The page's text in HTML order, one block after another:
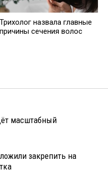
Трихолог назвала главные
причины сечения волос
масштабный
закрепить на